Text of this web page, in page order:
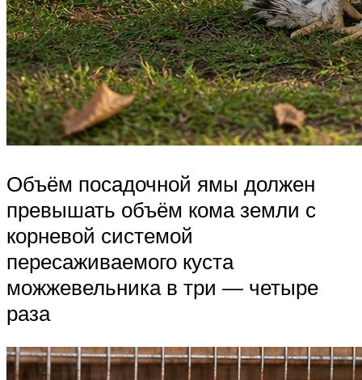
Объём посадочной ямы должен
превышать объём кома земли с
корневой системой
пересаживаемого куста
можжевельника в три — четыре
раза